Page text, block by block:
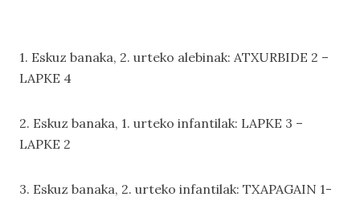
1. Eskuz banaka, 2. urteko alebinak: ATXURBIDE 2 –
LAPKE 4
2. Eskuz banaka, 1. urteko infantilak: LAPKE 3 –
LAPKE 2
3. Eskuz banaka, 2. urteko infantilak: TXAPAGAIN 1-